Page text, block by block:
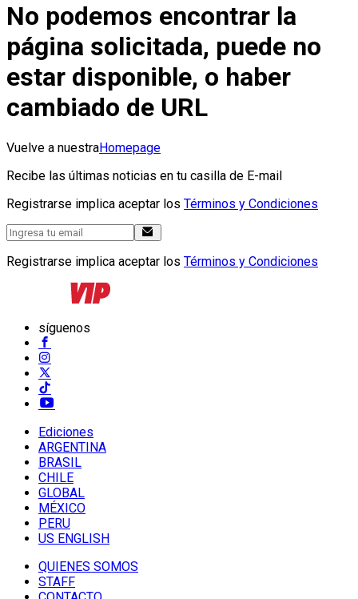
No podemos encontrar la
página solicitada, puede no
estar disponible, o haber
cambiado de URL
Vuelve a nuestraHomepage
Recibe las últimas noticias en tu casilla de E-mail
Registrarse implica aceptar los Términos y Condiciones
Registrarse implica aceptar los Términos y Condiciones
síguenos
Ediciones
ARGENTINA
BRASIL
CHILE
GLOBAL
MÉXICO
PERU
US ENGLISH
QUIENES SOMOS
STAFF